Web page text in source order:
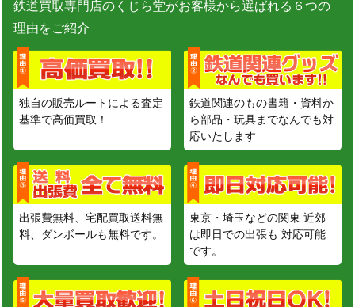
鉄道買取専門店のくじら堂がお客様から選ばれる６つの
理由をご紹介
独自の販売ルートによる査定
基準で高価買取！
鉄道関連のもの書籍・資料か
ら部品・玩具までなんでも対
応いたします
出張費無料、宅配買取送料無
料、ダンボールも無料です。
東京・埼玉などの関東 近郊
は即日での出張も 対応可能
です。